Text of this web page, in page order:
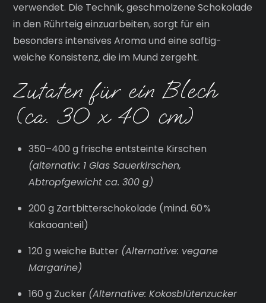
verwendet. Die Technik, geschmolzene Schokolade
in den Rührteig einzuarbeiten, sorgt für ein
besonders intensives Aroma und eine saftig-
weiche Konsistenz, die im Mund zergeht.
Zutaten für ein Blech
(ca. 30 x 40 cm)
350–400 g frische entsteinte Kirschen
(alternativ: 1 Glas Sauerkirschen,
Abtropfgewicht ca. 300 g)
200 g Zartbitterschokolade (mind. 60 %
Kakaoanteil)
120 g weiche Butter (Alternative: vegane
Margarine)
160 g Zucker (Alternative: Kokosblütenzucker